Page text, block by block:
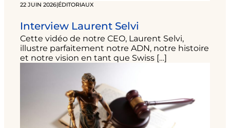
22 JUIN 2026|ÉDITORIAUX
Interview Laurent Selvi
Cette vidéo de notre CEO, Laurent Selvi,
illustre parfaitement notre ADN, notre histoire
et notre vision en tant que Swiss […]